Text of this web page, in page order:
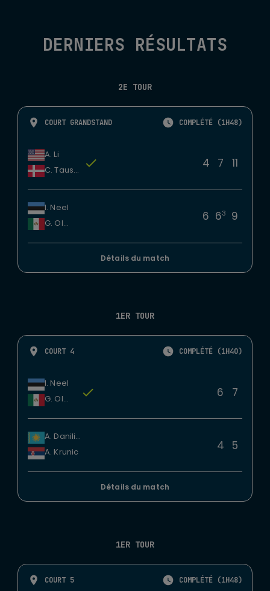
DERNIERS RÉSULTATS
2E TOUR
COURT GRANDSTAND COMPLÉTÉ (1H48)
A. Li
C. Tauson
4 7 11
I. Neel
G. Olmos
6 63 9
Détails du match
1ER TOUR
COURT 4 COMPLÉTÉ (1H40)
I. Neel
G. Olmos
6 7
A. Danilina
A. Krunic
4 5
Détails du match
1ER TOUR
COURT 5 COMPLÉTÉ (1H48)